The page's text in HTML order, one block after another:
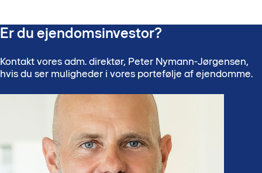
Er du ejendomsinvestor?
Kontakt vores adm. direktør, Peter Nymann-Jørgensen,
hvis du ser muligheder i vores portefølje af ejendomme.